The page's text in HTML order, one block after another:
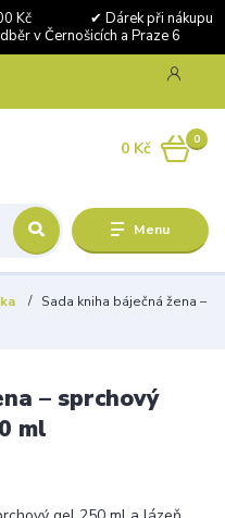
000 Kč ✔ Dárek při nákupu
Černošicích a Praze 6
Menu
0
0 Kč
Sada kniha báječná žena –
– sprchový
ml